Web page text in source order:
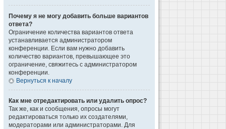
Почему я не могу добавить больше вариантов
ответа?
Ограничение количества вариантов ответа
устанавливается администратором
конференции. Если вам нужно добавить
количество вариантов, превышающее это
ограничение, свяжитесь с администратором
конференции.
Вернуться к началу
Как мне отредактировать или удалить опрос?
Так же, как и сообщения, опросы могут
редактироваться только их создателями,
модераторами или администраторами. Для